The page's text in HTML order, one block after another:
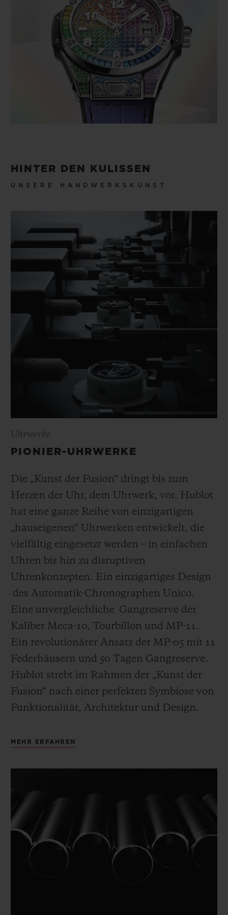
HINTER DEN KULISSEN
UNSERE HANDWERKSKUNST
Uhrwerke
PIONIER-UHRWERKE
Die „Kunst der Fusion“ dringt bis zum
Herzen der Uhr, dem Uhrwerk, vor. Hublot
hat eine ganze Reihe von einzigartigen
„hauseigenen“ Uhrwerken entwickelt, die
vielfältig eingesetzt werden – in einfachen
Uhren bis hin zu disruptiven
Uhrenkonzepten. Ein einzigartiges Design
des Automatik-Chronographen Unico.
Eine unvergleichliche Gangreserve der
Kaliber Meca-10, Tourbillon und MP-11.
Ein revolutionärer Ansatz der MP-05 mit 11
Federhäusern und 50 Tagen Gangreserve.
Hublot strebt im Rahmen der „Kunst der
Fusion“ nach einer perfekten Symbiose von
Funktionalität, Architektur und Design.
MEHR ERFAHREN